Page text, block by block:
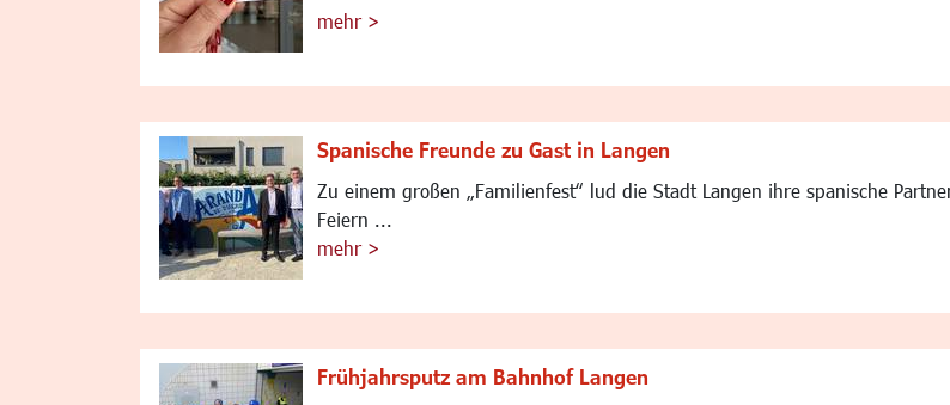
mehr >
Spanische Freunde zu Gast in Langen
Zu einem großen „Familienfest“ lud die Stadt Langen ihre spanische
Feiern ...
mehr >
Frühjahrsputz am Bahnhof Langen